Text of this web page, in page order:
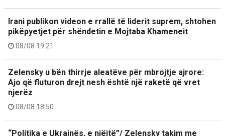
Irani publikon videon e rrallë të liderit suprem, shtohen
pikëpyetjet për shëndetin e Mojtaba Khameneit
08/08 19:21
Zelensky u bën thirrje aleatëve për mbrojtje ajrore:
Ajo që fluturon drejt nesh është një raketë që vret
njerëz
08/08 18:50
“Politika e Ukrainës, e njëjtë”/ Zelensky takim me